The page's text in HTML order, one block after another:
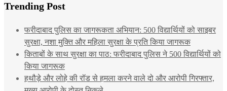
Trending Post
फरीदाबाद पुलिस का जागरूकता अभियान: 500 विद्यार्थियों को साइबर
सुरक्षा, नशा मुक्ति और महिला सुरक्षा के प्रति किया जागरूक
किताबों के साथ सुरक्षा का पाठ: फरीदाबाद पुलिस ने 500 विद्यार्थियों को
किया जागरूक
हथौड़े और लोहे की रॉड से हमला करने वाले दो और आरोपी गिरफ्तार,